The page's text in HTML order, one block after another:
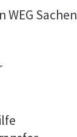
WEG Sachen